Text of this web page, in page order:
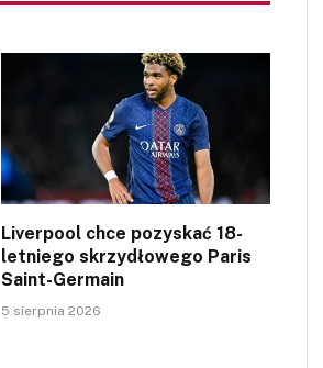
Liverpool chce pozyskać 18-
letniego skrzydłowego Paris
Saint-Germain
5 sierpnia 2026